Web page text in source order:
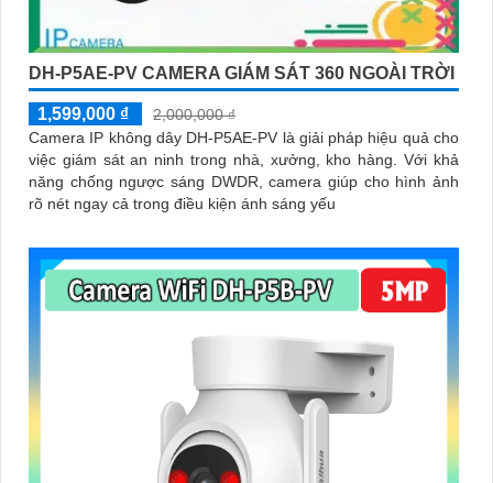
DH-P5AE-PV CAMERA GIÁM SÁT 360 NGOÀI TRỜI
1,599,000 ₫
2,000,000 ₫
Camera IP không dây DH-P5AE-PV là giải pháp hiệu quả cho
việc giám sát an ninh trong nhà, xưởng, kho hàng. Với khả
năng chống ngược sáng DWDR, camera giúp cho hình ảnh
rõ nét ngay cả trong điều kiện ánh sáng yếu